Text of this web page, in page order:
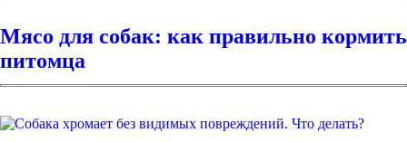
Мясо для собак: как правильно кормить
питомца